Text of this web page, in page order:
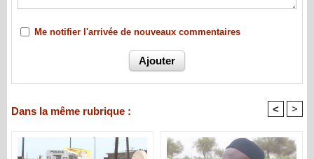
Me notifier l'arrivée de nouveaux commentaires
Dans la même rubrique : < >